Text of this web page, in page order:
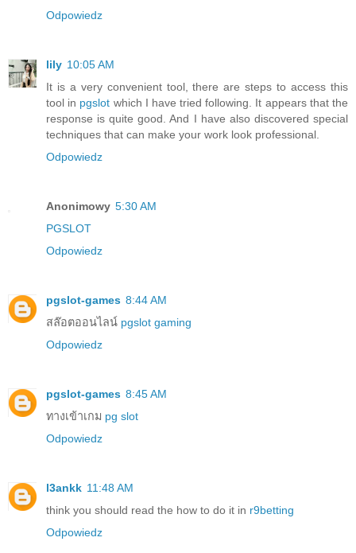
Odpowiedz
lily 10:05 AM
It is a very convenient tool, there are steps to access this
tool in pgslot which I have tried following. It appears that the
response is quite good. And I have also discovered special
techniques that can make your work look professional.
Odpowiedz
Anonimowy 5:30 AM
PGSLOT
Odpowiedz
pgslot-games 8:44 AM
สล๊อตออนไลน์ pgslot gaming
Odpowiedz
pgslot-games 8:45 AM
ทางเข้าเกม pg slot
Odpowiedz
l3ankk 11:48 AM
think you should read the how to do it in r9betting
Odpowiedz